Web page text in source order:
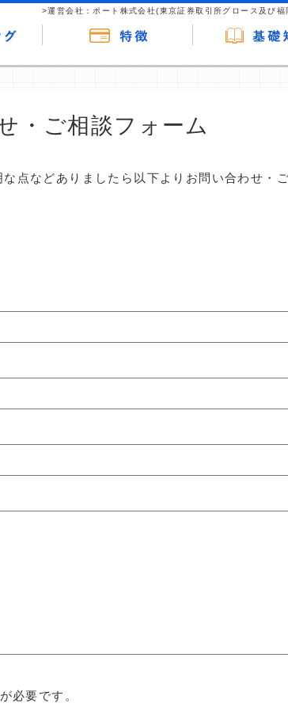
>運営会社：ポート株式会社(東京証券取引所グロース及び福
・ご相談フォーム
点などありましたら以下よりお問い合わせ・
必要です。